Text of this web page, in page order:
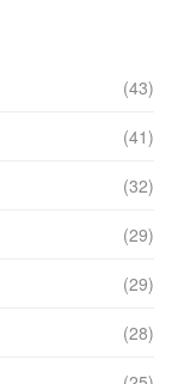
(43)
(41)
(32)
(29)
(29)
(28)